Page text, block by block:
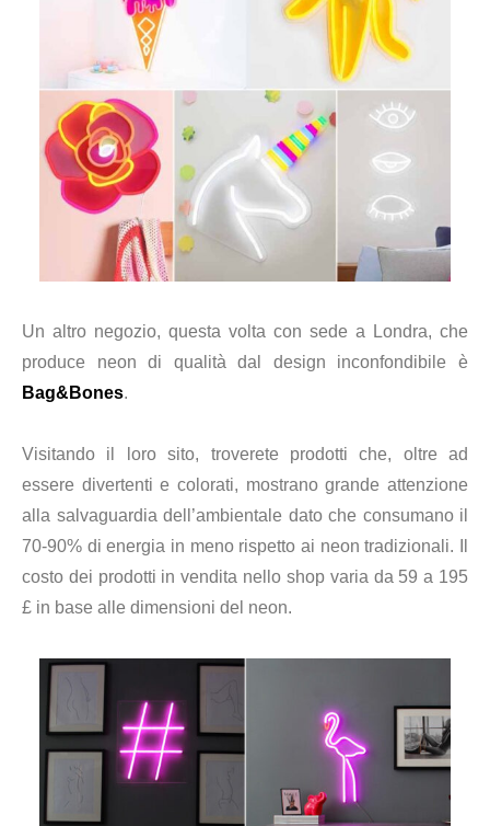
Un altro negozio, questa volta con sede a Londra, che
produce neon di qualità dal design inconfondibile è
Bag&Bones.
Visitando il loro sito, troverete prodotti che, oltre ad
essere divertenti e colorati, mostrano grande attenzione
alla salvaguardia dell’ambientale dato che consumano il
70-90% di energia in meno rispetto ai neon tradizionali. Il
costo dei prodotti in vendita nello shop varia da 59 a 195
£ in base alle dimensioni del neon.